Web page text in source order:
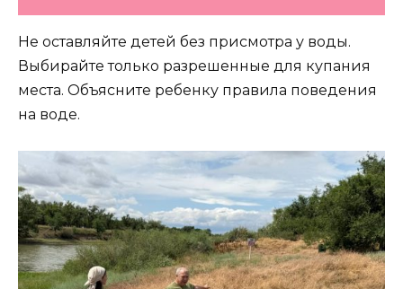
Не оставляйте детей без присмотра у воды.
Выбирайте только разрешенные для купания
места. Объясните ребенку правила поведения
на воде.